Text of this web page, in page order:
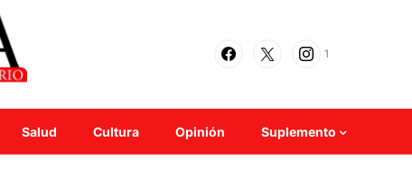
1
Salud Cultura Opinión Suplemento